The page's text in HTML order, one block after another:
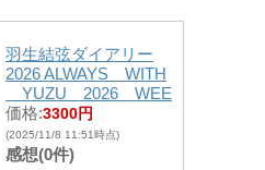
羽生結弦ダイアリー
2026 ALWAYS WITH
YUZU 2026 WEE
価格:3300円
(2025/11/8 11:51時点)
感想(0件)